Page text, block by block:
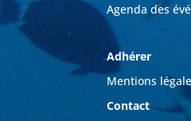
Agenda des
Adhérer
Mentions
Contact